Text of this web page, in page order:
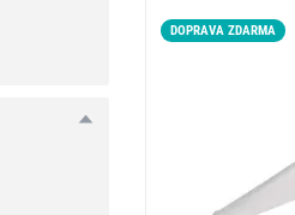
DOPRAVA ZDARMA